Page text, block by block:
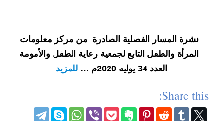
نشرة المسار الفصلية الصادرة من مركز معلومات
المرأة والطفل التابع لجمعية رعاية الطفل والأمومة
العدد34 يوليه 2020م … للمزيد
Share this: